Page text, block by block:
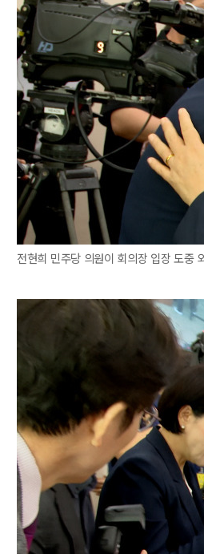
전현희 민주당 의원이 회의장 입장 도중